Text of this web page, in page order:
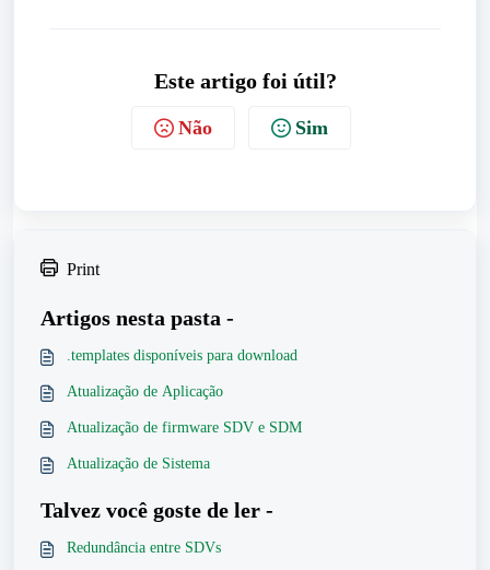
Este artigo foi útil?
Não Sim
Print
Artigos nesta pasta -
.templates disponíveis para download
Atualização de Aplicação
Atualização de firmware SDV e SDM
Atualização de Sistema
Talvez você goste de ler -
Redundância entre SDVs